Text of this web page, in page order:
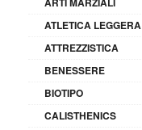
ATLETICA LEGGERA
ATTREZZISTICA
BENESSERE
BIOTIPO
CALISTHENICS